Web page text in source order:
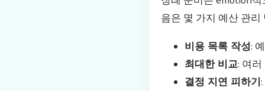
음은 몇 가지 예산 관리
비용 목록 작성:
최대한 비교: 여
결정 지연 피하기